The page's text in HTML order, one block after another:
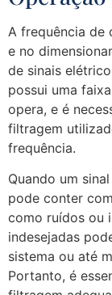
A frequência de
e no
de sinais
possui uma
opera, e é
filtragem
frequência.
Quando um
pode conter
como ruídos ou
indesejadas
sistema ou até
Portanto, é